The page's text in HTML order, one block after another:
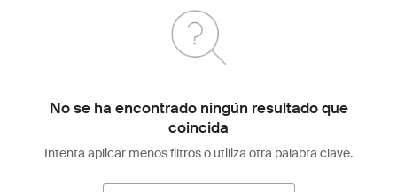
No se ha encontrado ningún resultado que
coincida
Intenta aplicar menos filtros o utiliza otra palabra clave.